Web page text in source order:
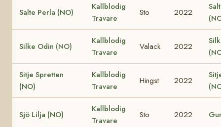
Salte Perla (NO)
Kallblodig
Travare
Sto 2022
Silke Odin (NO)
Kallblodig
Travare
Valack 2022
Sitje Spretten
(NO)
Kallblodig
Travare
Hingst 2022
Sjö Lilja (NO)
Kallblodig
Travare
Sto 2022